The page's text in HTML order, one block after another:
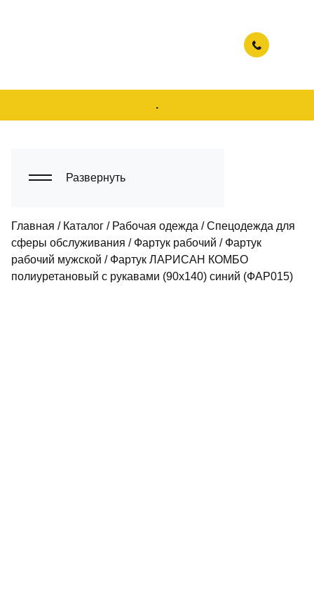
.
Главная / Каталог / Рабочая одежда /Спецодежда для
сферы обслуживания / Фартук рабочий / Фартук
рабочий мужской / Фартук ЛАРИСАН КОМБО
полиуретановый с рукавами (90х140) синий (ФАР015)
Развернуть